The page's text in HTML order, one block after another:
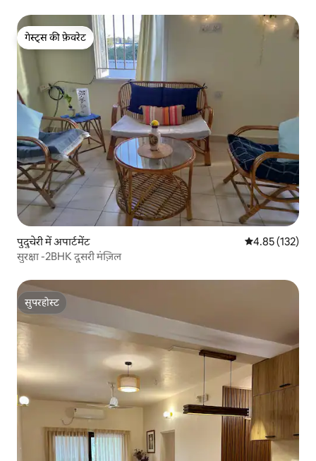
गेस्ट्स की फ़ेवरेट
गेस्ट्स की फ़ेवरेट
पुदुचेरी में अपार्टमेंट औसत रेटिंग 5 में से
4.85 (132)
सुरक्षा -2BHK दूसरी मंज़िल
सुपरहोस्ट
सुपरहोस्ट